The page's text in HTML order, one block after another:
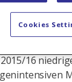
Verhältnis
betrug dabei
16
Cookies